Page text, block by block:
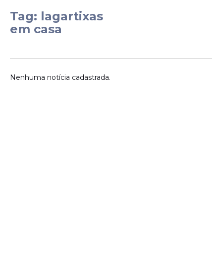
Tag: lagartixas
em casa
Nenhuma notícia cadastrada.